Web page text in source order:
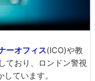
ーオフィス(ICO)や教
ており、ロンドン警視
ています。